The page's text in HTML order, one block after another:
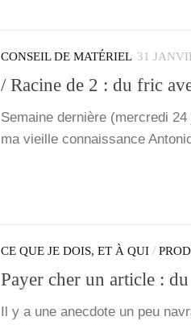
CONSEIL DE MATÉRIEL 31
/ Racine de 2 : du fric
Semaine der­nière (mer­cre­di
ma vieille connais­sance
CE QUE JE DOIS, ET À QUI /
Payer cher un article :
Il y a une anec­dote un peu